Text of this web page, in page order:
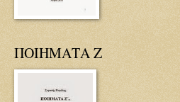
ΠΟΙΗΜΑΤΑ Ζ